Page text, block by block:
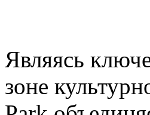
Являясь
зоне